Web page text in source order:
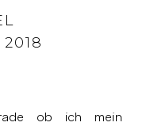
ob ich mein